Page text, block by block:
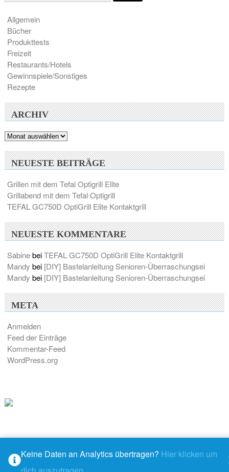
Allgemein
Bücher
Produkttests
Freizeit
Restaurants/Hotels
Gewinnspiele/Sonstiges
Rezepte
ARCHIV
Archiv
NEUESTE BEITRÄGE
Grillen mit dem Tefal Optigrill Elite
Grillabend mit dem Tefal Optigrill
TEFAL GC750D OptiGrill Elite Kontaktgrill
NEUESTE KOMMENTARE
SabinebeiTEFAL GC750D OptiGrill Elite Kontaktgrill
Mandy bei [DIY] Bastelanleitung Senioren-Überraschungsei
Mandy bei [DIY] Bastelanleitung Senioren-Überraschungsei
META
Anmelden
Feed der Einträge
Kommentar-Feed
WordPress.org
© 2026 - M@ndys Blogwelt
Keine Daten an Analytics übertragen? Hier klicken um